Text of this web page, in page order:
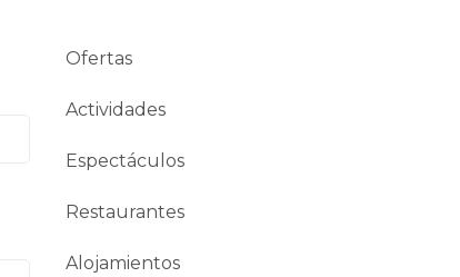
Ofertas
Actividades
Espectáculos
Restaurantes
Alojamientos